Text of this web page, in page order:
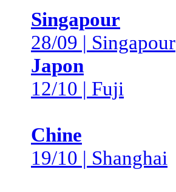
Singapour
28/09 | Singapour
Japon
12/10 | Fuji
Chine
19/10 | Shanghai